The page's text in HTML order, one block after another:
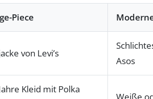
Piece
von Levi’s
Asos
Kleid mit Polka